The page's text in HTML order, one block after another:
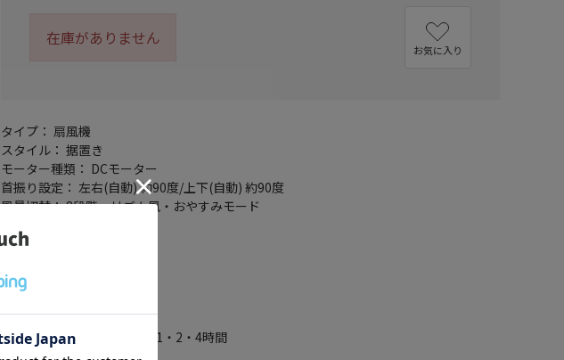
在庫がありません
お気に入り
タイプ： 扇風機
スタイル： 据置き
モーター種類： DCモーター
首振り設定： 左右(自動) 約90度/上下(自動) 約90度
風量切替： 8段階・リズム風・おやすみモード
ハイポジション： ○
羽根径： 30cm
チャイルドロック： ○
タイマー機能： 切タイマー 1・2・4時間
メモリー機能： ○